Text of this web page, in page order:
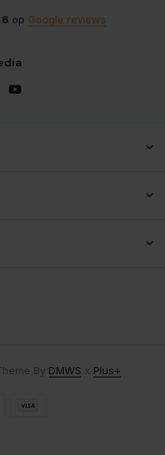
op Google reviews
By DMWS x Plus+